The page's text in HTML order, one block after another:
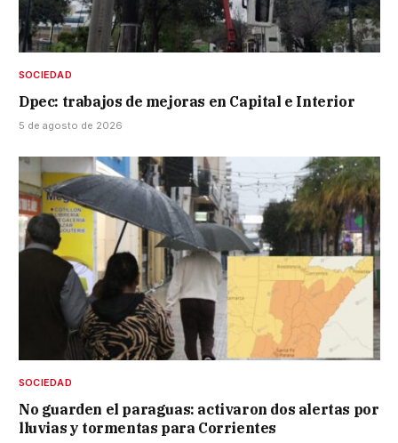
SOCIEDAD
Dpec: trabajos de mejoras en Capital e Interior
5 de agosto de 2026
SOCIEDAD
No guarden el paraguas: activaron dos alertas por
lluvias y tormentas para Corrientes